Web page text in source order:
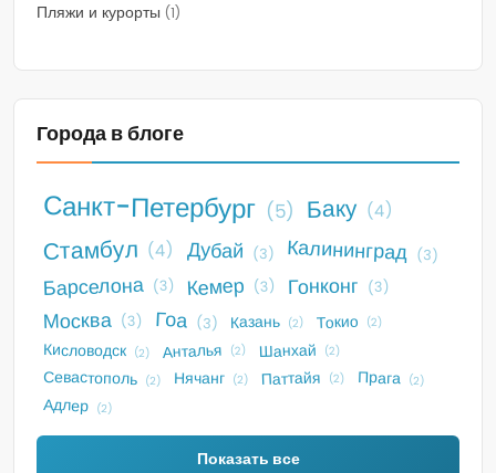
Пляжи и курорты (1)
Города в блоге
Санкт-Петербург (5) Баку (4)
Стамбул (4) Дубай (3) Калининград (3)
Барселона (3) Кемер (3) Гонконг (3)
Москва (3) Гоа (3) Казань (2) Токио (2)
Кисловодск (2) Анталья (2) Шанхай (2)
Севастополь (2) Нячанг (2) Паттайя (2) Прага (2)
Адлер (2)
Показать все